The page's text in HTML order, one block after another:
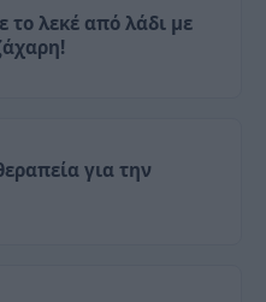
το λεκέ από λάδι με
για την